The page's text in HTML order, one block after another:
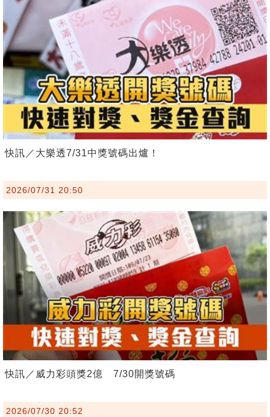
快訊／大樂透7/31中獎號碼出爐！
2026/07/31 20:50
快訊／威力彩頭獎2億 7/30開獎號碼
2026/07/30 20:52